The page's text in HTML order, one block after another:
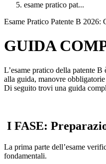
esame pratico pat...
Esame Pratico Patente B 2026:
GUIDA
L’esame pratico della patente
alla guida, manovre
Di seguito trovi una guida
I FASE:
La prima parte dell’esame
fondamentali.